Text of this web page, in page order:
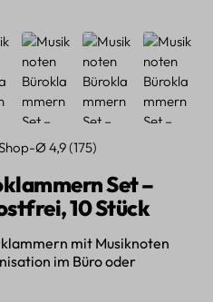
Ø 4,9 (175)
Set –
10 Stück
mit Musiknoten
im Büro oder